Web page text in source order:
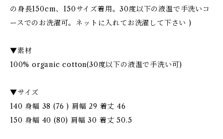
の身長150cm、150サイズ着用。30度以下の液温で手洗いコ
ースでのお洗濯可。ネットに入れてお洗濯して下さい )
▼素材
100% organic cotton(30度以下の液温で手洗い可)
▼サイズ
140 身幅 38 (76 ) 肩幅 29 着丈 46
150 身幅 40 (80) 肩幅 30 着丈 50.5